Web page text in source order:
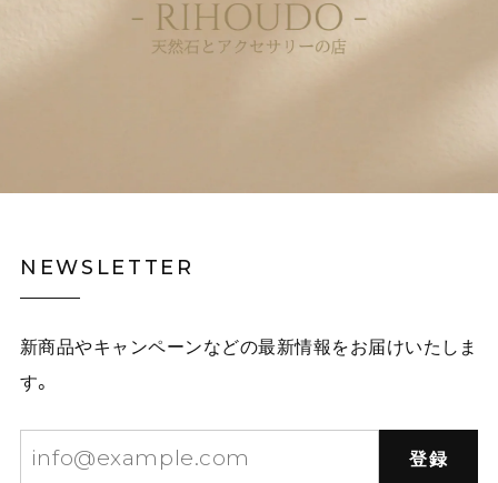
NEWSLETTER
新商品やキャンペーンなどの最新情報をお届けいたしま
す。
登録